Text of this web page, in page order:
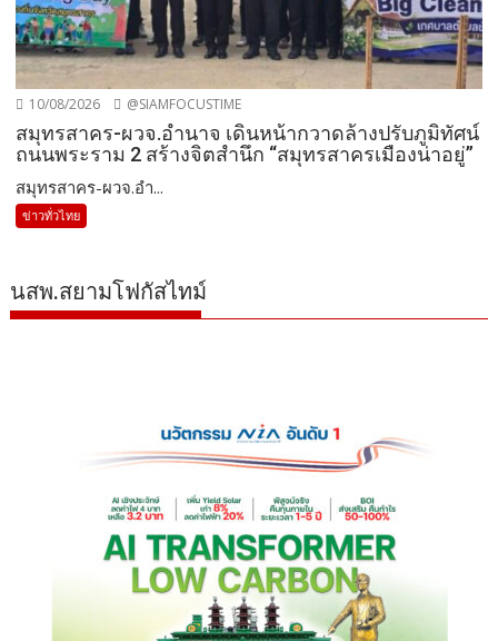
10/08/2026 @SIAMFOCUSTIME
สมุทรสาคร-ผวจ.อำนาจ เดินหน้ากวาดล้างปรับภูมิทัศน์
ถนนพระราม 2 สร้างจิตสำนึก “สมุทรสาครเมืองน่าอยู่”
สมุทรสาคร-ผวจ.อำ...
ข่าวทั่วไทย
นสพ.สยามโฟกัสไทม์